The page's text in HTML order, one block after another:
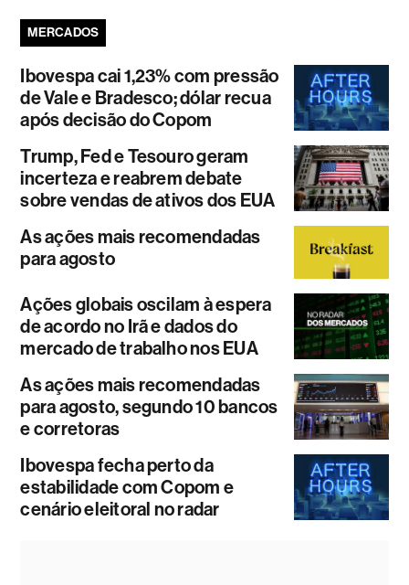
MERCADOS
Ibovespa cai 1,23% com pressão
de Vale e Bradesco; dólar recua
após decisão do Copom
Trump, Fed e Tesouro geram
incerteza e reabrem debate
sobre vendas de ativos dos EUA
As ações mais recomendadas
para agosto
Ações globais oscilam à espera
de acordo no Irã e dados do
mercado de trabalho nos EUA
As ações mais recomendadas
para agosto, segundo 10 bancos
e corretoras
Ibovespa fecha perto da
estabilidade com Copom e
cenário eleitoral no radar